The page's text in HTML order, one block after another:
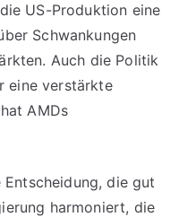
US-Produktion eine
Schwankungen
Auch die Politik
eine verstärkte
AMDs
die gut
harmoniert, die